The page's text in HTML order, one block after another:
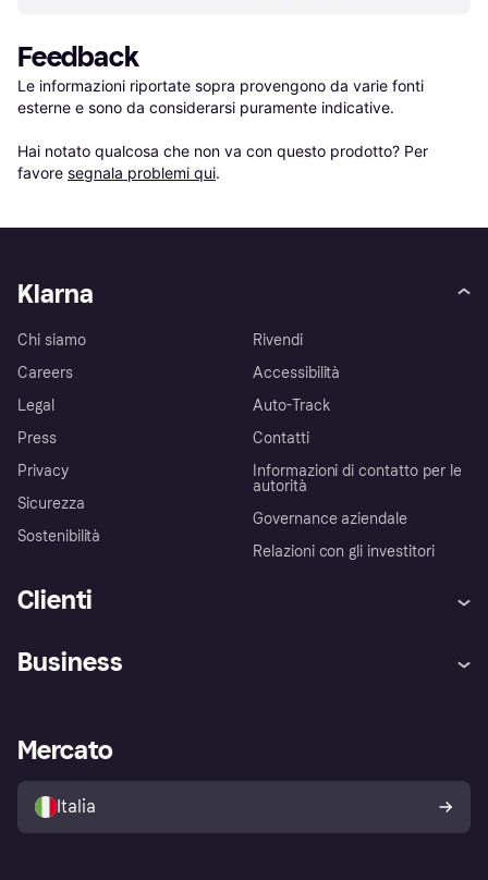
Feedback
Le informazioni riportate sopra provengono da varie fonti
esterne e sono da considerarsi puramente indicative.
Hai notato qualcosa che non va con questo prodotto? Per
favore segnala problemi qui.
Klarna
Chi siamo
Careers
Legal
Press
Privacy
Sicurezza
Sostenibilità
Rivendi
Accessibilità
Auto-Track
Contatti
Informazioni di contatto per le
autorità
Governance aziendale
Relazioni con gli investitori
Clienti
Assistenza
Esplora i negozi
Politica di protezione
dell'acquirente Klarna
Business
Accesso aziende
Mercato
Italia